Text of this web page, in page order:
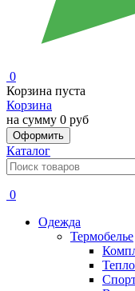
0
Корзина пуста
Корзина
на сумму 0 руб
Оформить
Каталог
0
Одежда
Термобелье